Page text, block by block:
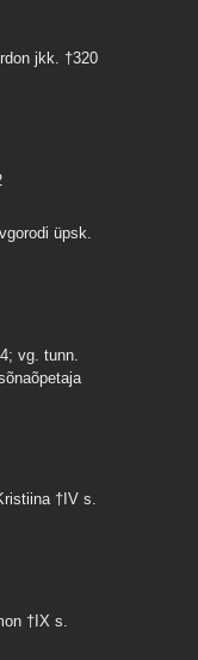
jkk. †320
üpsk.
vg. tunn.
†IV s.
†IX s.